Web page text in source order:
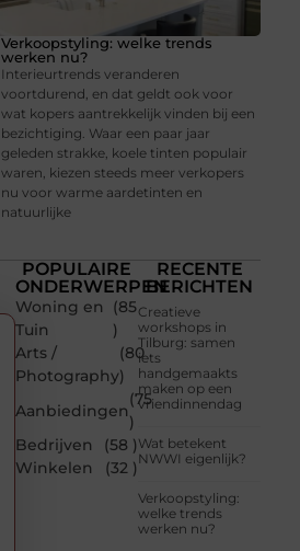
Verkoopstyling: welke trends
werken nu?
Interieurtrends veranderen
voortdurend, en dat geldt ook voor
wat kopers aantrekkelijk vinden bij een
bezichtiging. Waar een paar jaar
geleden strakke, koele tinten populair
waren, kiezen steeds meer verkopers
nu voor warme aardetinten en
natuurlijke
POPULAIRE
ONDERWERPEN
Woning en
Tuin
(85
)
Arts /
Photography
(80
)
Aanbiedingen
(75
)
Bedrijven
(58 )
Winkelen
(32 )
RECENTE
BERICHTEN
Creatieve
workshops in
Tilburg: samen
iets
handgemaakts
maken op een
vriendinnendag
Wat betekent
NWWI eigenlijk?
Verkoopstyling:
welke trends
werken nu?